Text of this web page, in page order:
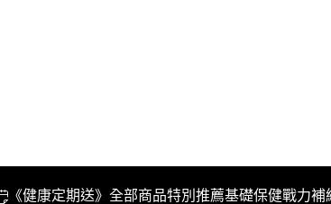
《健康定期送》 全部商品特別推薦基礎保健戰力補